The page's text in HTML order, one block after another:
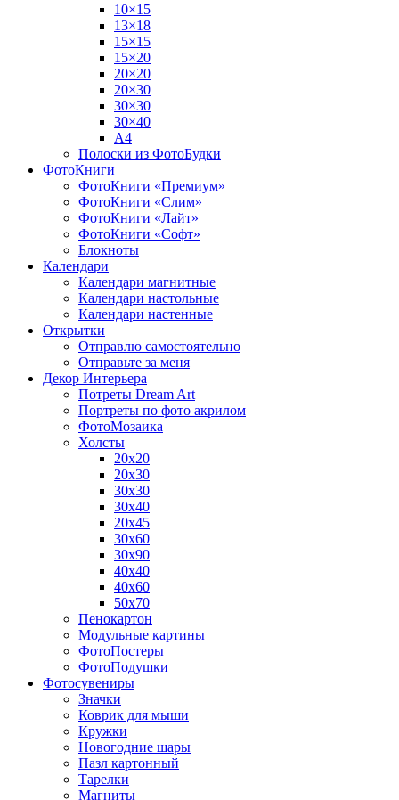
10×15
13×18
15×15
15×20
20×20
20×30
30×30
30×40
A4
Полоски из ФотоБудки
ФотоКниги
ФотоКниги «Премиум»
ФотоКниги «Слим»
ФотоКниги «Лайт»
ФотоКниги «Софт»
Блокноты
Календари
Календари магнитные
Календари настольные
Календари настенные
Открытки
Отправлю самостоятельно
Отправьте за меня
Декор Интерьера
Потреты Dream Art
Портреты по фото акрилом
ФотоМозаика
Холсты
20х20
20х30
30х30
30х40
20х45
30х60
30х90
40х40
40х60
50х70
Пенокартон
Модульные картины
ФотоПостеры
ФотоПодушки
Фотоcувениры
Значки
Коврик для мыши
Кружки
Новогодние шары
Пазл картонный
Тарелки
Магниты